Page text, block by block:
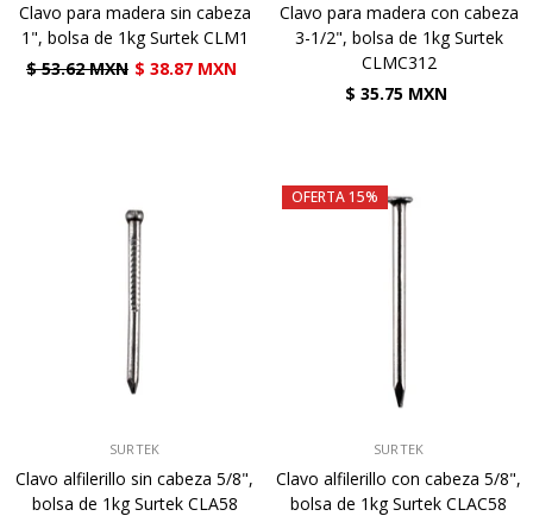
Clavo para madera sin cabeza
1", bolsa de 1kg Surtek CLM1
$ 53.62 MXN $ 38.87 MXN
Clavo para madera con cabeza
3-1/2", bolsa de 1kg Surtek
CLMC312
$ 35.75 MXN
SURTEK
Clavo alfilerillo sin cabeza 5/8",
bolsa de 1kg Surtek CLA58
OFERTA 15%
SURTEK
Clavo alfilerillo con cabeza 5/8",
bolsa de 1kg Surtek CLAC58